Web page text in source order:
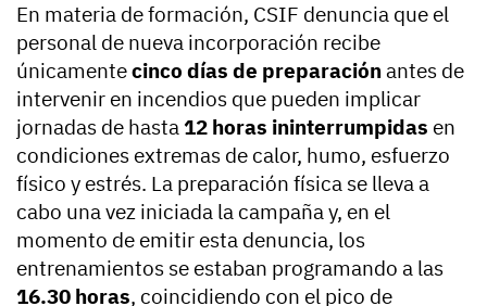
En materia de formación, CSIF denuncia que el
personal de nueva incorporación recibe
únicamentecinco días de preparaciónantes de
intervenir en incendios que pueden implicar
jornadas de hasta 12 horas ininterrumpidas en
condiciones extremas de calor, humo, esfuerzo
físico y estrés. La preparación física se lleva a
cabo una vez iniciada la campaña y, en el
momento de emitir esta denuncia, los
entrenamientos se estaban programando a las
16.30 horas, coincidiendo con el pico de